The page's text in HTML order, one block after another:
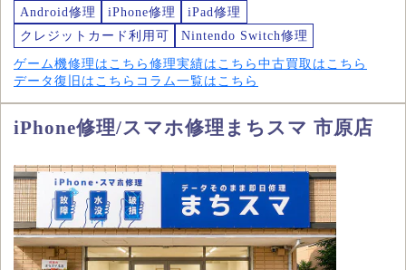
Android修理 iPhone修理
iPad修理
クレジットカード利用可
Nintendo Switch修理
ゲーム機修理はこちら 修理実績はこちら 中古買取はこちら
データ復旧はこちら コラム一覧はこちら
iPhone修理/スマホ修理まちスマ 市原店